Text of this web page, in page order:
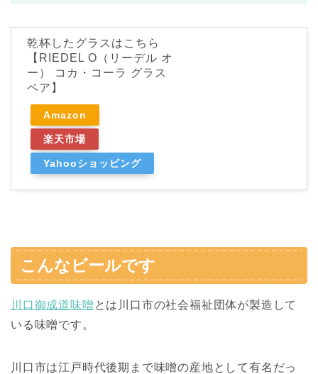
乾杯したグラスはこちら
【RIEDEL O（リーデル オ
ー） コカ・コーラ グラス
ペア】
Amazon
楽天市場
Yahooショッピング
こんなビールです
川口御成道味噌 とは川口市の社会福祉団体が製造して
いる味噌です。
川口市は江戸時代後期まで味噌の産地として有名だっ